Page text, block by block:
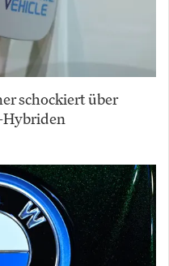
schockiert über
Hybriden